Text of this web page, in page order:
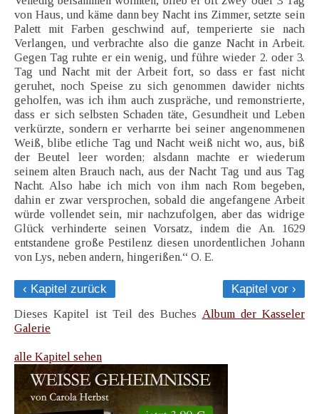
von Haus, und käme dann bey Nacht ins Zimmer, setzte sein
Palett mit Farben geschwind auf, temperierte sie nach
Verlangen, und verbrachte also die ganze Nacht in Arbeit.
Gegen Tag ruhte er ein wenig, und führe wieder 2. oder 3.
Tag und Nacht mit der Arbeit fort, so dass er fast nicht
geruhet, noch Speise zu sich genommen dawider nichts
geholfen, was ich ihm auch zuspräche, und remonstrierte,
dass er sich selbsten Schaden täte, Gesundheit und Leben
verkürzte, sondern er verharrte bei seiner angenommenen
Weiß, blibe etliche Tag und Nacht weiß nicht wo, aus, biß
der Beutel leer worden; alsdann machte er wiederum
seinem alten Brauch nach, aus der Nacht Tag und aus Tag
Nacht. Also habe ich mich von ihm nach Rom begeben,
dahin er zwar versprochen, sobald die angefangene Arbeit
würde vollendet sein, mir nachzufolgen, aber das widrige
Glück verhinderte seinen Vorsatz, indem die An. 1629
entstandene große Pestilenz diesen unordentlichen Johann
von Lys, neben andern, hingerißen.“ O. E.
‹ Kapitel zurück
Kapitel vor ›
Dieses Kapitel ist Teil des Buches Album der Kasseler
Galerie
alle Kapitel sehen